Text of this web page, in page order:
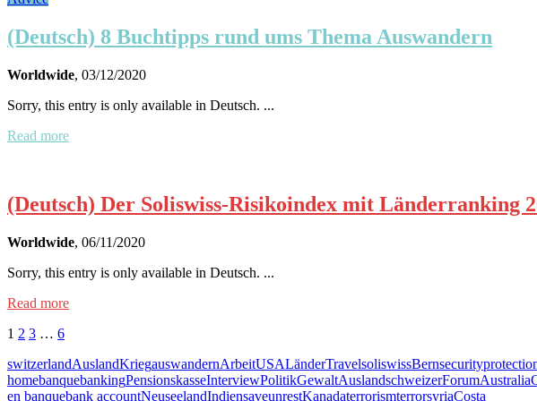
(Deutsch) 8 Buchtipps rund ums Thema Auswandern
Worldwide, 03/12/2020
Sorry, this entry is only available in Deutsch. ...
Read more
(Deutsch) Der Soliswiss-Risikoindex mit Länderranking
Worldwide, 06/11/2020
Sorry, this entry is only available in Deutsch. ...
Read more
1 2 3 … 6
switzerlandAuslandKriegauswandernArbeitUSALänderTravelsoliswissBernsecurity
homebanquebankingPensionskasseInterviewPolitikGewaltAuslandschweizerForumAustralia
en banquebank accountNeuseelandIndiensaveunrestKanadaterrorismterrorsyriaCosta